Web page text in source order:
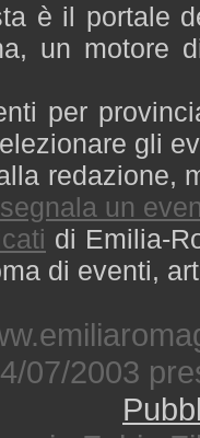
è il portale
un motore
per
gli
redazione,
segnala un
di Emilia-
di eventi,
07/2003